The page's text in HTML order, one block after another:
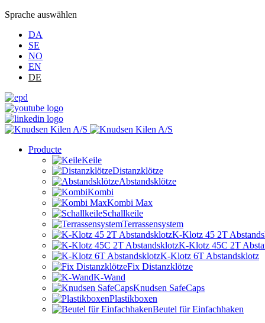
Sprache auswählen
DA
SE
NO
EN
DE
Producte
Keile
Distanzklötze
Abstandsklötze
Kombi
Kombi Max
Schallkeile
Terrassensystem
K-Klotz 45 2T
K-Klotz 45C 2T
K-Klotz 6T Abstandsklotz
Fix Distanzklötze
K-Wand
Knudsen SafeCaps
Plastikboxen
Beutel für Einfachhaken